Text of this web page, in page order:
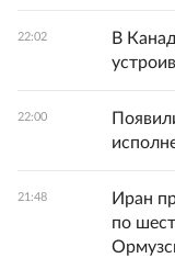
22:02
В
22:00
21:48
Иран
по